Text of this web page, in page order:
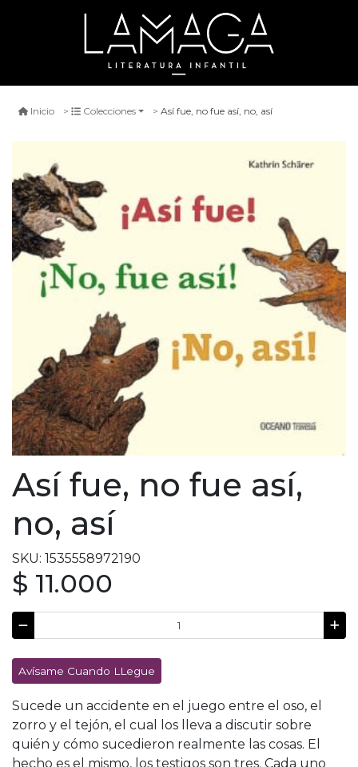
Inicio Colecciones Así fue, no fue así, no, así
Así fue, no fue así,
no, así
SKU: 1535558972190
$ 11.000
Avísame Cuando LLegue
Sucede un accidente en el juego entre el oso, el
zorro y el tejón, el cual los lleva a discutir sobre
quién y cómo sucedieron realmente las cosas. El
hecho es el mismo, los testigos son tres. Cada uno